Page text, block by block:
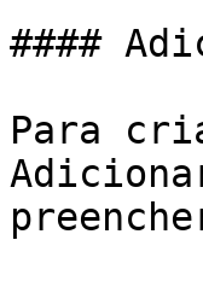
####
Para